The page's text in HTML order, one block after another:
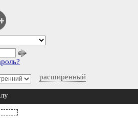
расширенный